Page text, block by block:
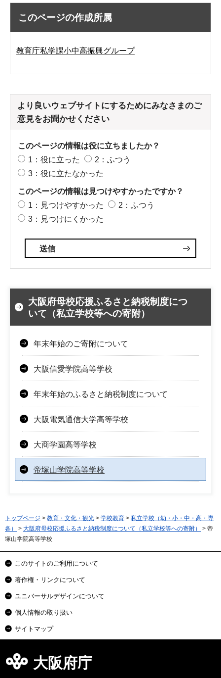
このページの作成所属
教育庁私学課小中高振興グループ
より良いウェブサイトにするためにみなさまのご
意見をお聞かせください
このページの情報は役に立ちましたか？
1：役に立った
2：ふつう
3：役に立たなかった
このページの情報は見つけやすかったですか？
1：見つけやすかった
2：ふつう
3：見つけにくかった
大阪府母校応援ふるさと納税制度につ
いて（私立学校等への寄附）
年末年始のご寄附について
大阪信愛学院高等学校
年末年始のふるさと納税制度について
大阪電気通信大学高等学校
大商学園高等学校
帝塚山学院高等学校
トップページ > 教育・文化・観光 > 学校教育 > 私立学校（幼・小・中・高・専
各）
> 大阪府母校応援ふるさと納税制度について（私立学校等への寄附）
> 帝
塚山学院高等学校
このサイトのご利用について
著作権・リンクについて
ユニバーサルデザインについて
個人情報の取り扱い
サイトマップ
大阪府庁